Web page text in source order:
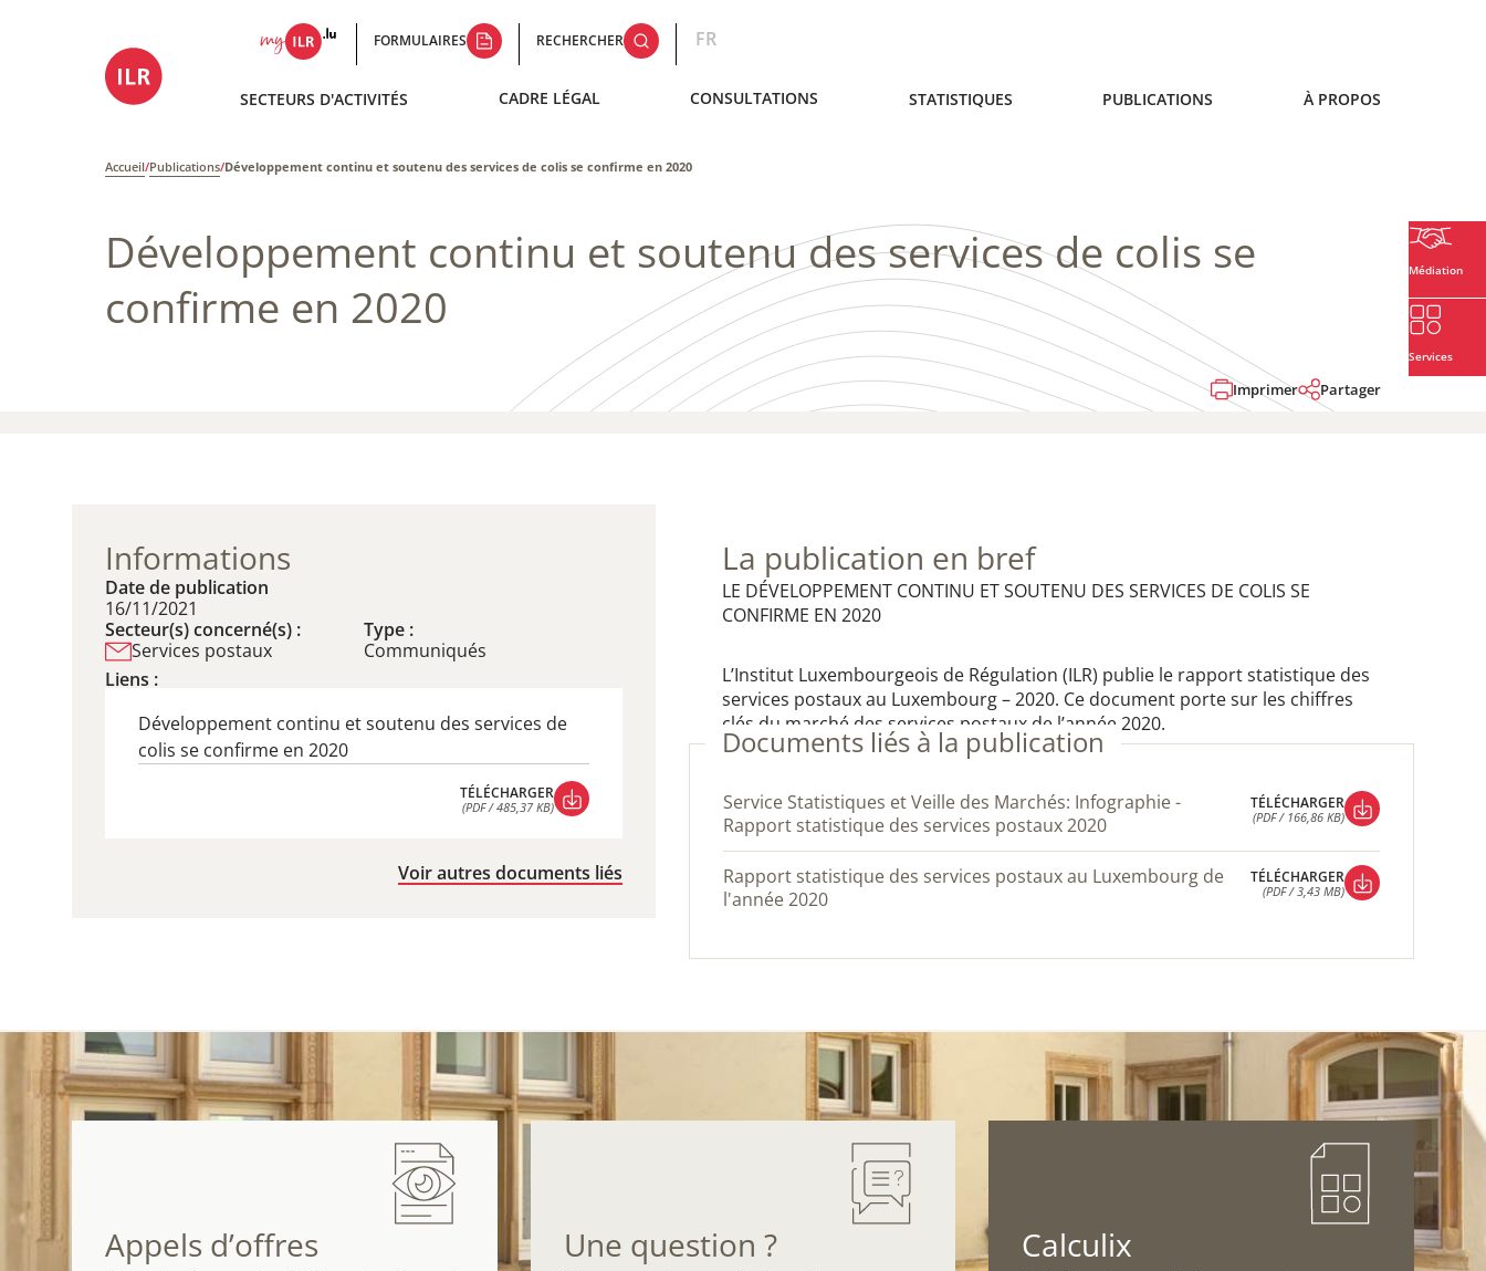
FORMULAIRES RECHERCHER FR
SECTEURS D'ACTIVITÉS CADRE LÉGAL CONSULTATIONS STATISTIQUES PUBLICATIONS À PROPOS
Accueil/Publications/Développement continu et soutenu des services de colis se confirme en 2020
Médiation
Services
Développement continu et soutenu des services de colis se
confirme en 2020
Imprimer Partager
Informations
Date de publication
16/11/2021
Secteur(s) concerné(s) :
Services postaux
Type :
Communiqués
Liens :
Développement continu et soutenu des services de
colis se confirme en 2020
TÉLÉCHARGER
(PDF / 485,37 KB)
Voir autres documents liés
La publication en bref
LE DÉVELOPPEMENT CONTINU ET SOUTENU DES SERVICES DE COLIS SE
CONFIRME EN 2020
L’Institut Luxembourgeois de Régulation (ILR) publie le rapport statistique des
services postaux au Luxembourg – 2020. Ce document porte sur les chiffres
clés du marché des services postaux de l’année 2020.
Documents liés à la publication
S​ervice Statistiques et Veille des Marchés: Infographie -
Rapport statistique des services postaux 2020
TÉLÉCHARGER
(PDF / 166,86 KB)
(PDF / 166,86 KB)
Rapport statistique des services postaux au Luxembourg de
l'année 2020
TÉLÉCHARGER
(PDF / 3,43 MB)
Appels d’offres Une question ? Calculix